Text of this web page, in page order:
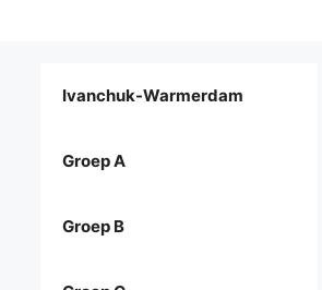
Ivanchuk-Warmerdam
Groep A
Groep B